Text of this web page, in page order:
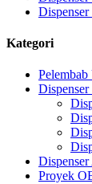
Kategori
Pelembab
Dispenser
Proyek